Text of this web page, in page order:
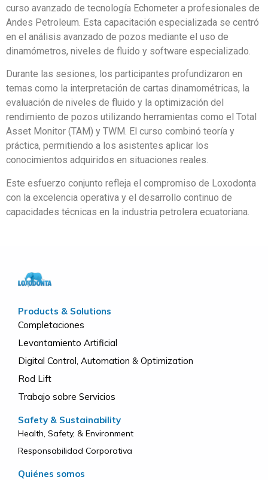
curso avanzado de tecnología Echometer a profesionales de
Andes Petroleum. Esta capacitación especializada se centró
en el análisis avanzado de pozos mediante el uso de
dinamómetros, niveles de fluido y software especializado.​
Durante las sesiones, los participantes profundizaron en
temas como la interpretación de cartas dinamométricas, la
evaluación de niveles de fluido y la optimización del
rendimiento de pozos utilizando herramientas como el Total
Asset Monitor (TAM) y TWM. El curso combinó teoría y
práctica, permitiendo a los asistentes aplicar los
conocimientos adquiridos en situaciones reales.​
Este esfuerzo conjunto refleja el compromiso de Loxodonta
con la excelencia operativa y el desarrollo continuo de
capacidades técnicas en la industria petrolera ecuatoriana.
Products & Solutions
Completaciones
Levantamiento Artificial
Digital Control, Automation & Optimization
Rod Lift
Trabajo sobre Servicios
Safety & Sustainability
Health, Safety, & Environment
Responsabilidad Corporativa
Quiénes somos